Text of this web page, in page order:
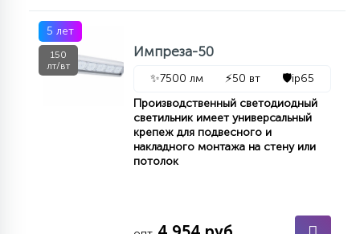
5 лет
150
лт/вт
Импреза-50
✨7500 лм ⚡50 вт 🛡️ip65
Производственный светодиодный
светильник имеет универсальный
крепеж для подвесного и
накладного монтажа на стену или
потолок